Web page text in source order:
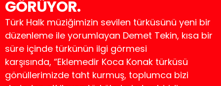
GÖRÜYOR.
Türk Halk müziğimizin sevilen türküsünü yeni bir
düzenleme ile yorumlayan Demet Tekin, kısa bir
süre içinde türkünün ilgi görmesi
karşısında, “Eklemedir Koca Konak türküsü
gönüllerimizde taht kurmuş, toplumca bizi